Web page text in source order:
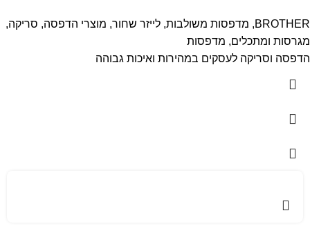
BROTHER
, מדפסות משולבות, לייזר שחור, מוצרי הדפסה, סריקה,
מגרסות ומתכלים, מדפסות
הדפסה וסריקה לעסקים במהירות ואיכות גבוהה